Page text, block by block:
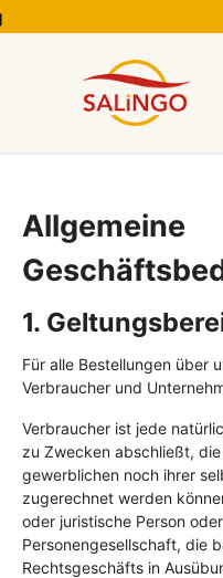
Allgemeine
1.
Für alle Bestellungen über
Verbraucher und
Verbraucher ist jede
zu Zwecken abschließt,
gewerblichen noch ihrer
zugerechnet werden
oder juristische Person
Personengesellschaft, die
Rechtsgeschäfts in